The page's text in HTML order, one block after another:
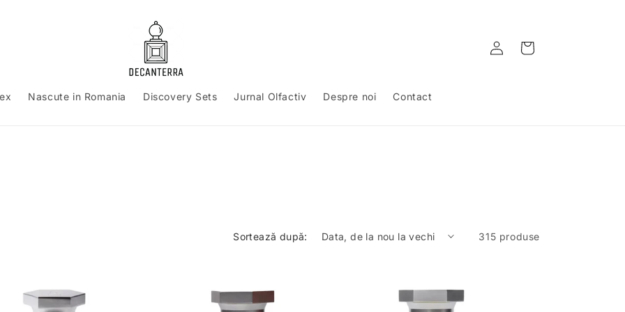
Nascute in Romania Discovery Sets Jurnal Olfactiv Despre noi Contact
Conectați-
Coș
Sortează după: 315 produse